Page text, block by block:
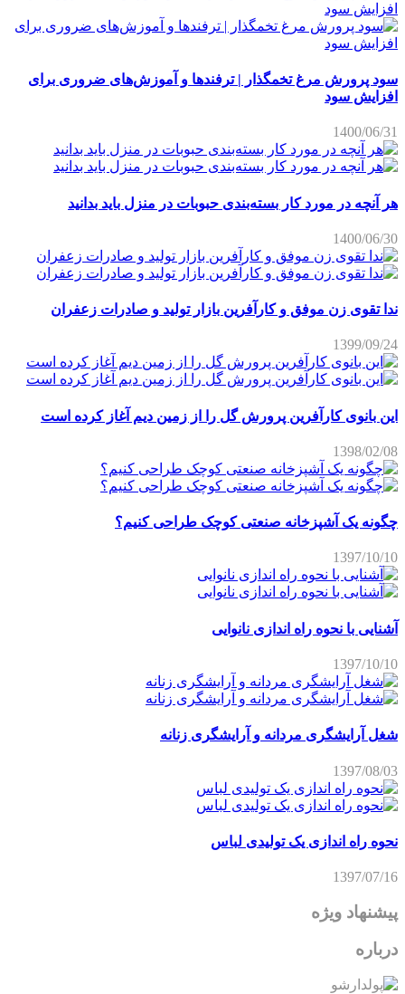
سود پرورش مرغ تخمگذار | ترفندها و آموزش‌های ضروری برای
افزایش سود
1400/06/31
هر آنچه در مورد کار بسته‌بندی حبوبات در منزل باید بدانید
1400/06/30
ندا تقوی زن موفق و کارآفرین بازار تولید و صادرات زعفران
1399/09/24
این بانوی کارآفرین پرورش گل را از زمین دیم آغاز کرده است
1398/02/08
چگونه یک آشپزخانه صنعتی کوچک طراحی کنیم؟
1397/10/10
آشنایی با نحوه راه اندازی نانوایی
1397/10/10
شغل آرایشگری مردانه و آرایشگری زنانه
1397/08/03
نحوه راه اندازی یک تولیدی لباس
1397/07/16
پیشنهاد ویژه
درباره